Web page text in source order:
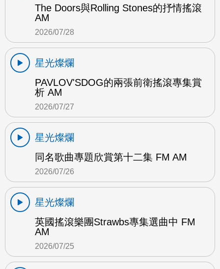
The Doors與Rolling Stones的抒情搖滾
AM
2026/07/28
星光燦爛
PAVLOV'SDOG的兩張前衛搖滾專集賞
析 AM
2026/07/27
星光燦爛
同名歌曲專題欣賞第十二集 FM AM
2026/07/26
星光燦爛
英國搖滾樂團Strawbs專集選曲中 FM
AM
2026/07/25